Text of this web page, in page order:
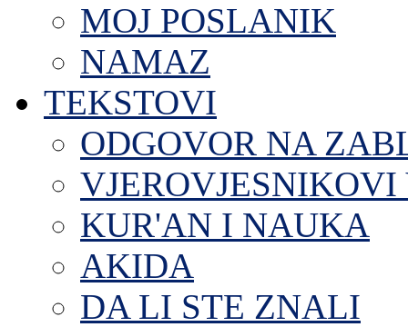
MOJ POSLANIK
NAMAZ
TEKSTOVI
ODGOVOR NA
VJEROVJESNIKOVI
KUR'AN I NAUKA
AKIDA
DA LI STE ZNALI